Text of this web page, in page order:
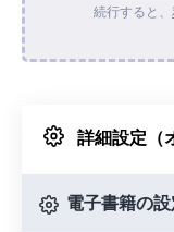
続行すると、
詳細設定（
電子書籍の